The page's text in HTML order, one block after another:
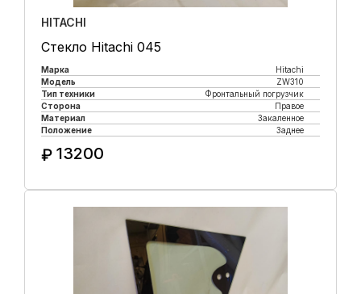
HITACHI
Стекло Hitachi 045
Марка
Hitachi
Модель
ZW310
Тип техники
Фронтальный погрузчик
Сторона
Правое
Материал
Закаленное
Положение
Заднее
₽ 13200